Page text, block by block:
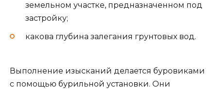
земельном участке, предназначенном под
застройку;
какова глубина залегания грунтовых вод.
Выполнение изысканий делается буровиками
с помощью бурильной установки. Они